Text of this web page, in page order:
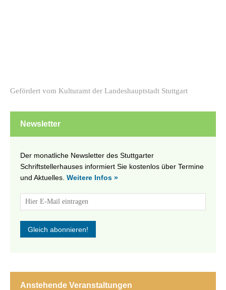
Gefördert vom Kulturamt der Landeshauptstadt Stuttgart
Newsletter
Der monatliche Newsletter des Stuttgarter
Schriftstellerhauses informiert Sie kostenlos über Termine
und Aktuelles. Weitere Infos »
Anstehende Veranstaltungen